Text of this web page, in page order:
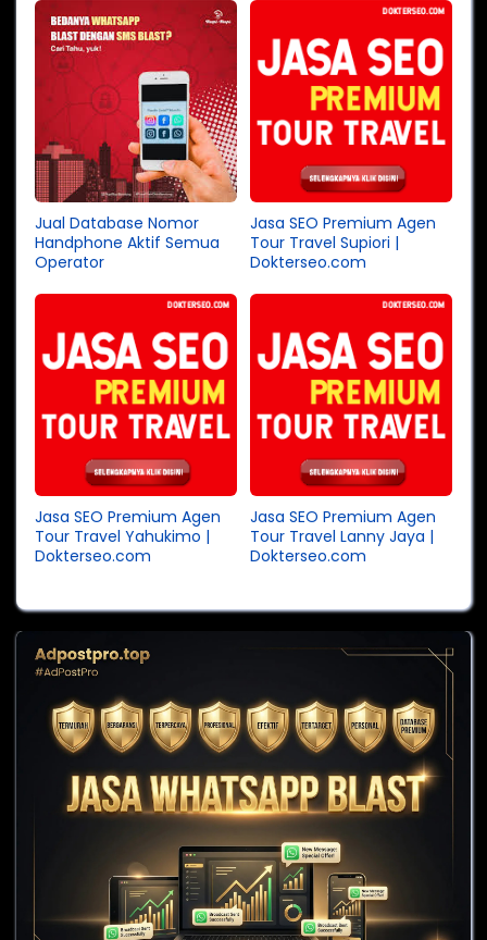
Jual Database Nomor
Handphone Aktif Semua
Operator
Jasa SEO Premium Agen
Tour Travel Supiori |
Dokterseo.com
Jasa SEO Premium Agen
Tour Travel Yahukimo |
Dokterseo.com
Jasa SEO Premium Agen
Tour Travel Lanny Jaya |
Dokterseo.com